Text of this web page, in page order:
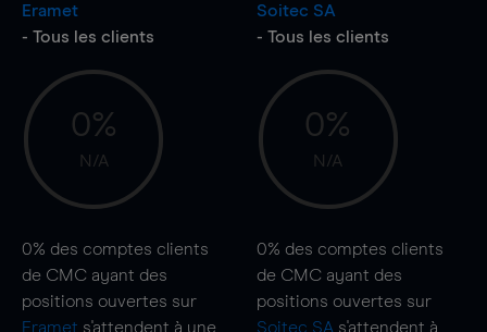
Eramet
- Tous les clients
0%
N/A
0% des comptes clients
de CMC ayant des
positions ouvertes sur
Eramet s'attendent à une
Soitec SA
- Tous les clients
0%
N/A
0% des comptes clients
de CMC ayant des
positions ouvertes sur
Soitec SA s'attendent à